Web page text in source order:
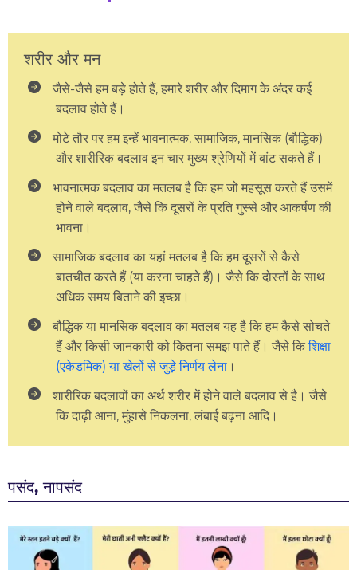
शरीर और मन
जैसे-जैसे हम बड़े होते हैं, हमारे शरीर और दिमाग के अंदर कई
बदलाव होते हैं।
मोटे तौर पर हम इन्हें भावनात्मक, सामाजिक, मानसिक (बौद्धिक)
और शारीरिक बदलाव इन चार मुख्य श्रेणियों में बांट सकते हैं।
भावनात्मक बदलाव का मतलब है कि हम जो महसूस करते हैं उसमें
होने वाले बदलाव, जैसे कि दूसरों के प्रति गुस्से और आकर्षण की
भावना।
सामाजिक बदलाव का यहां मतलब है कि हम दूसरों से कैसे
बातचीत करते हैं (या करना चाहते हैं)। जैसे कि दोस्तों के साथ
अधिक समय बिताने की इच्छा।
बौद्धिक या मानसिक बदलाव का मतलब यह है कि हम कैसे सोचते
हैं और किसी जानकारी को कितना समझ पाते हैं। जैसे किशिक्षा
(एकेडमिक) या खेलों से जुड़े निर्णय लेना ।
शारीरिक बदलावों का अर्थ शरीर में होने वाले बदलाव से है। जैसे
कि दाढ़ी आना, मुंहासे निकलना, लंबाई बढ़ना आदि।
पसंद, नापसंद